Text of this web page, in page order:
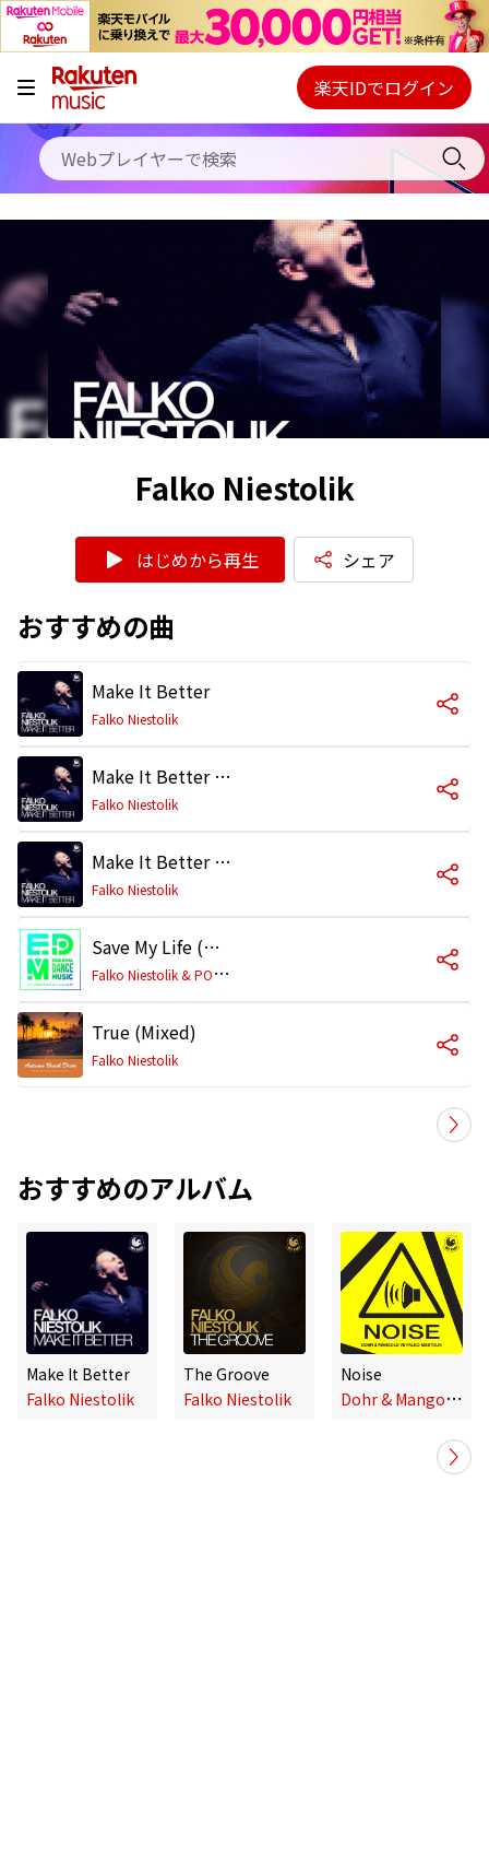
キャンペーン
料金プラン
使い方
初回30日間無料お試し
Webプレイヤー
ご契約内容の確認・変更
楽天IDでログイン
Falko Niestolik
はじめから再生 シェア
おすすめの曲
Make It Better
Falko Niestolik
Make It Better (Tim Royko Remix)
Falko Niestolik
Make It Better (Edit)
Falko Niestolik
Save My Life (Mixed)
F
alko Niestolik & POINT BLVNK
True (Mixed)
Falko Niestolik
おすすめのアルバム
Make It Better
Falko Niestolik
The Groove
Falko Niestolik
Noise
D
ohr & Mangold vs. Falko Niestolik